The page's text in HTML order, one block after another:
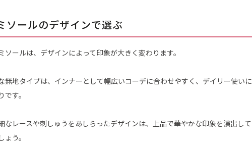
ソールのデザインで選ぶ
ソールは、デザインによって印象が大きく変わります。
無地タイプは、インナーとして幅広いコーデに合わせやすく、デイリー使いに
す。
なレースや刺しゅうをあしらったデザインは、上品で華やかな印象を演出して
う。